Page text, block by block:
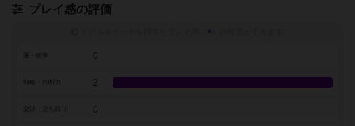
プレイ感の評価
※
0
戦略・判断力 2
0